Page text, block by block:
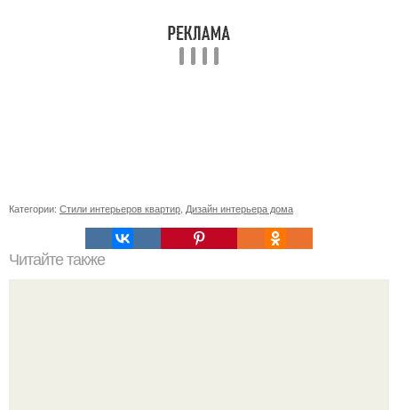
Категории: Стили интерьеров квартир Дизайн интерьера дома
Читайте также